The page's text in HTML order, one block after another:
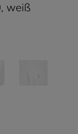
weiß